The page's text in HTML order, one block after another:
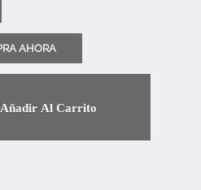
Añadir Al Carrito